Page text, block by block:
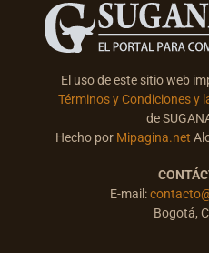
El uso de este sitio web
Términos y Condiciones y
de
Hecho por Mipagina.net
E-mail:
Bogotá,